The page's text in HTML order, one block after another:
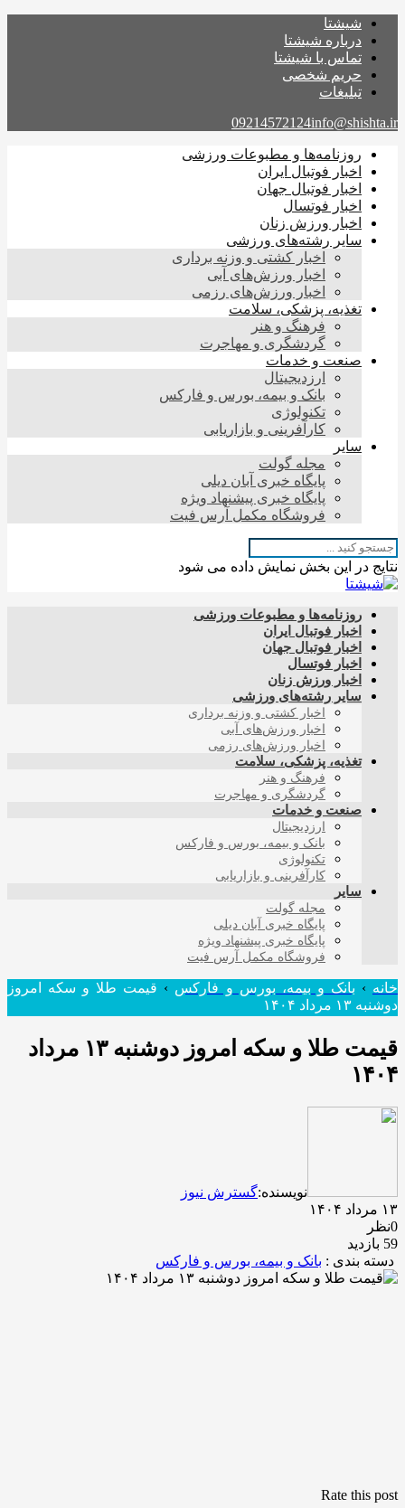
شیشتا
درباره شیشتا
تماس با شیشتا
حریم شخصی
تبلیغات
09214572124info@shishta.ir
روزنامه‌ها و مطبوعات ورزشی
اخبار فوتبال ایران
اخبار فوتبال جهان
اخبار فوتسال
اخبار ورزش زنان
سایر رشته‌های ورزشی
اخبار کشتی و وزنه برداری
اخبار ورزش‌های آبی
اخبار ورزش‌های رزمی
تغذیه، پزشکی، سلامت
فرهنگ و هنر
گردشگری و مهاجرت
صنعت و خدمات
ارزدیجیتال
بانک و بیمه، بورس و فارکس
تکنولوژی
کارآفرینی و بازاریابی
سایر
مجله گولت
پایگاه خبری آبان دیلی
پایگاه خبری پیشنهاد ویژه
فروشگاه مکمل آرس فیت
نتایج در این بخش نمایش داده می شود
روزنامه‌ها و مطبوعات ورزشی
اخبار فوتبال ایران
اخبار فوتبال جهان
اخبار فوتسال
اخبار ورزش زنان
سایر رشته‌های ورزشی
اخبار کشتی و وزنه برداری
اخبار ورزش‌های آبی
اخبار ورزش‌های رزمی
تغذیه، پزشکی، سلامت
فرهنگ و هنر
گردشگری و مهاجرت
صنعت و خدمات
ارزدیجیتال
بانک و بیمه، بورس و فارکس
تکنولوژی
کارآفرینی و بازاریابی
سایر
مجله گولت
پایگاه خبری آبان دیلی
پایگاه خبری پیشنهاد ویژه
فروشگاه مکمل آرس فیت
خانه › بانک و بیمه، بورس و فارکس › قیمت طلا و سکه امروز
دوشنبه ۱۳ مرداد ۱۴۰۴
قیمت طلا و سکه امروز دوشنبه ۱۳ مرداد
۱۴۰۴
نویسنده:گسترش نیوز
۱۳ مرداد ۱۴۰۴
0نظر
59 بازدید
دسته بندی : بانک و بیمه، بورس و فارکس
Rate this post